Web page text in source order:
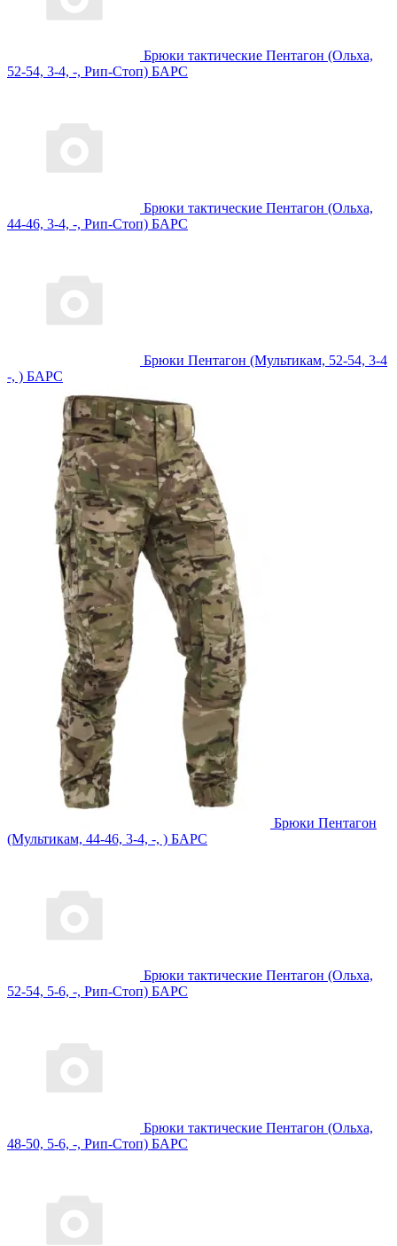
Брюки тактические Пентагон (Ольха,
52-54, 3-4, -, Рип-Стоп) БАРС
Брюки тактические Пентагон (Ольха,
44-46, 3-4, -, Рип-Стоп) БАРС
Брюки Пентагон (Мультикам, 52-54, 3-4
-, ) БАРС
Брюки Пентагон
(Мультикам, 44-46, 3-4, -, ) БАРС
Брюки тактические Пентагон (Ольха,
52-54, 5-6, -, Рип-Стоп) БАРС
Брюки тактические Пентагон (Ольха,
48-50, 5-6, -, Рип-Стоп) БАРС